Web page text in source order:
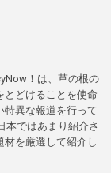
！は、草の根の
とどけることを使命
特異な報道を行って
本ではあまり紹介さ
を厳選して紹介し